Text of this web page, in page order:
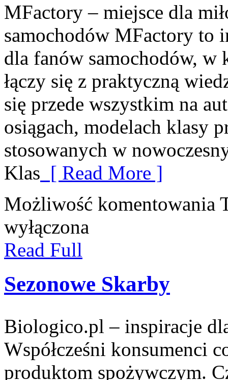
MFactory – miejsce dla
samochodów MFactory to
dla fanów samochodów, w
łączy się z praktyczną
się przede wszystkim na
osiągach, modelach klasy
stosowanych w
Klas [ Read More ]
Możliwość komentowania
wyłączona
Read Full
Sezonowe Skarby
Biologico.pl – inspiracje
Współcześni konsumenci
produktom spożywczym.